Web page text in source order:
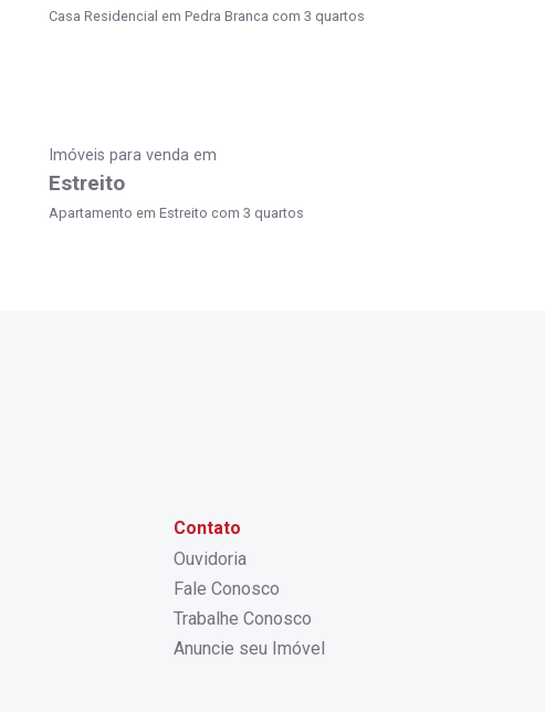
Casa Residencial em Pedra Branca com 3 quartos
Imóveis para venda em
Estreito
Apartamento em Estreito com 3 quartos
Contato
Ouvidoria
Fale Conosco
Trabalhe Conosco
Anuncie seu Imóvel